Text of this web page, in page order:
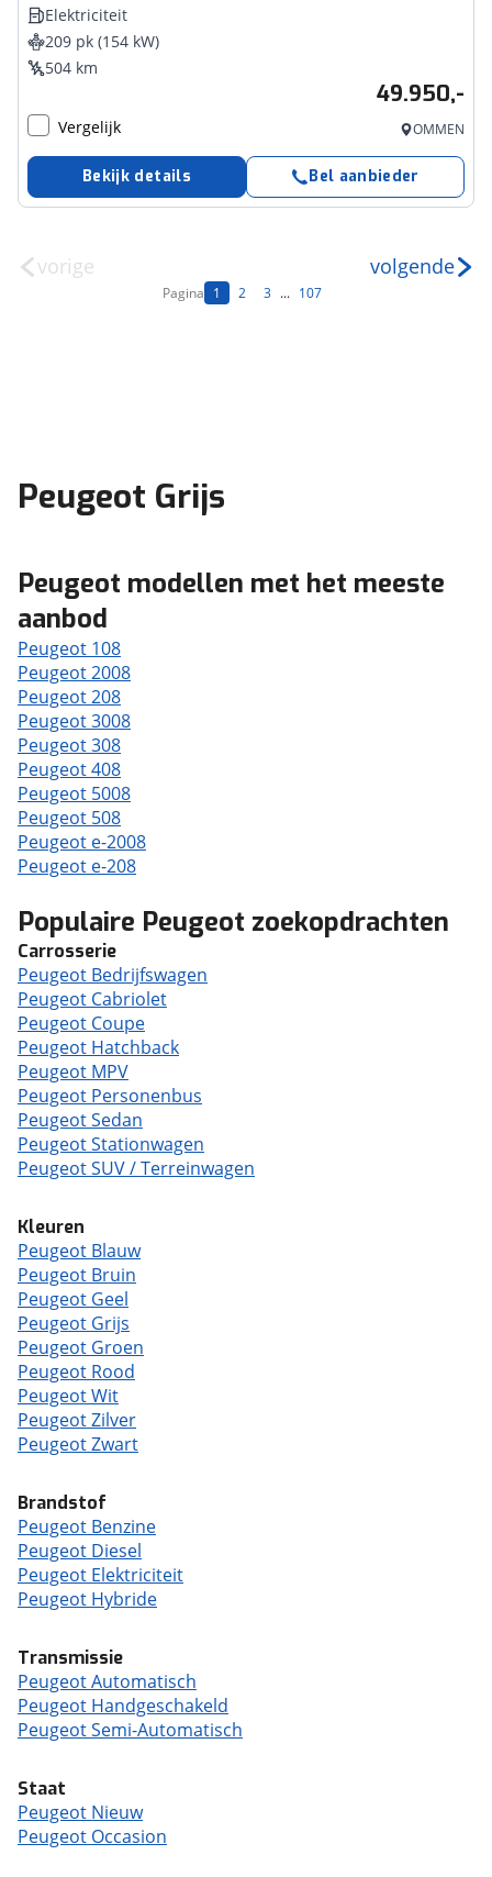
Elektriciteit
209 pk (154 kW)
504 km
49.950,-
Vergelijk OMMEN
Bekijk details Bel aanbieder
vorige
Pagina 1 2 3 ... 107
volgende
Peugeot Grijs
Peugeot modellen met het meeste
aanbod
Peugeot 108
Peugeot 2008
Peugeot 208
Peugeot 3008
Peugeot 308
Peugeot 408
Peugeot 5008
Peugeot 508
Peugeot e-2008
Peugeot e-208
Populaire Peugeot zoekopdrachten
Carrosserie
Peugeot Bedrijfswagen
Peugeot Cabriolet
Peugeot Coupe
Peugeot Hatchback
Peugeot MPV
Peugeot Personenbus
Peugeot Sedan
Peugeot Stationwagen
Peugeot SUV / Terreinwagen
Kleuren
Peugeot Blauw
Peugeot Bruin
Peugeot Geel
Peugeot Grijs
Peugeot Groen
Peugeot Rood
Peugeot Wit
Peugeot Zilver
Peugeot Zwart
Brandstof
Peugeot Benzine
Peugeot Diesel
Peugeot Elektriciteit
Peugeot Hybride
Transmissie
Peugeot Automatisch
Peugeot Handgeschakeld
Peugeot Semi-Automatisch
Staat
Peugeot Nieuw
Peugeot Occasion